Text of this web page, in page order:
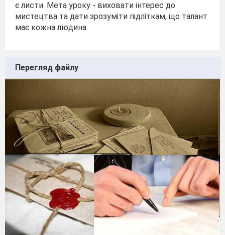
є листи. Мета уроку - виховати інтерес до
мистецтва та дати зрозуміти підліткам, що талант
має кожна людина.
Перегляд файлу